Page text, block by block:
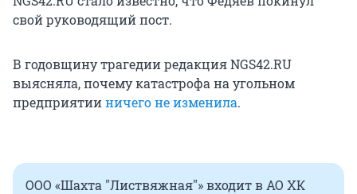
свой руководящий пост.
В годовщину трагедии редакция NGS42.RU
выясняла, почему катастрофа на угольном
предприятииничего не изменила.
ООО «Шахта "Листвяжная"» входит в АО ХК